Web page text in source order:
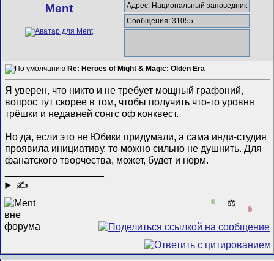
Ment
Адрес: Национальный заповедник
Сообщения: 31055
Re: Heroes of Might & Magic: Olden Era
Я уверен, что никто и не требует мощный графоний,
вопрос тут скорее в том, чтобы получить что-то уровня
трёшки и недавней сонгс оф конквест.
Но да, если это не Юбики придумали, а сама инди-студия
проявила инициативу, то можно сильно не душнить. Для
фанатского творчества, может, будет и норм.
✍
0 ⚖️
0